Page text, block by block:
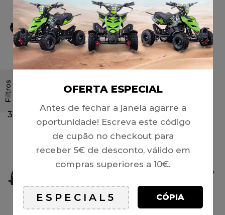
FiltrosESCAPE (COMPLETO),
TOX (SPEEDBIRD A110) /
ATV 110-125
39,00
ESCAPE (K1-02)
40,00
OFERTA ESPECIAL
Antes de fechar a janela agarre a
oportunidade! Escreva este código
de cupão no checkout para
receber 5€ de desconto, válido em
compras superiores a 10€.
CÓPIA